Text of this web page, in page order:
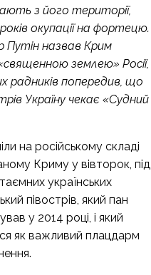
з його території,
окупації на фортецю.
назвав Крим
землею» Росії,
радників попередив, що
Україну чекає «Судний
на російському складі
Криму у вівторок, під
українських
півострів, який пан
у 2014 році, і який
як важливий плацдарм